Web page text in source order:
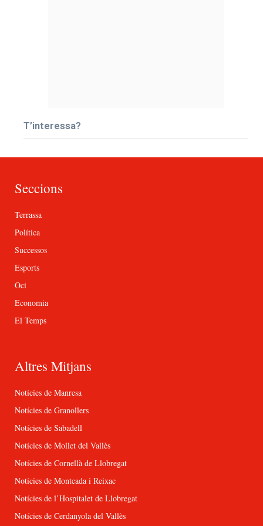
T’interessa?
Seccions
Terrassa
Política
Successos
Esports
Oci
Economia
El Temps
Altres Mitjans
Notícies de Manresa
Notícies de Granollers
Notícies de Sabadell
Notícies de Mollet del Vallès
Notícies de Cornellà de Llobregat
Notícies de Montcada i Reixac
Notícies de l’Hospitalet de Llobregat
Notícies de Cerdanyola del Vallès